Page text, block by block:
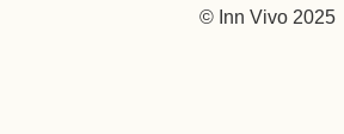
© Inn Vivo 2025